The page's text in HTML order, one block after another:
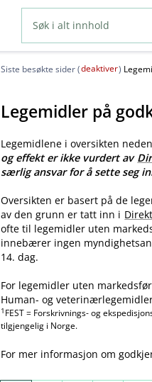
Siste besøkte sider (deaktiver)
Legemidler på
Legemidlene i oversikten
og effekt er ikke vurdert av
særlig ansvar for å sette seg
Oversikten er basert på de
av den grunn er tatt inn i
ofte til legemidler uten
innebærer ingen
14. dag.
For legemidler uten
Human- og
1 FEST = Forskrivnings- og
tilgjengelig i Norge.
For mer informasjon om